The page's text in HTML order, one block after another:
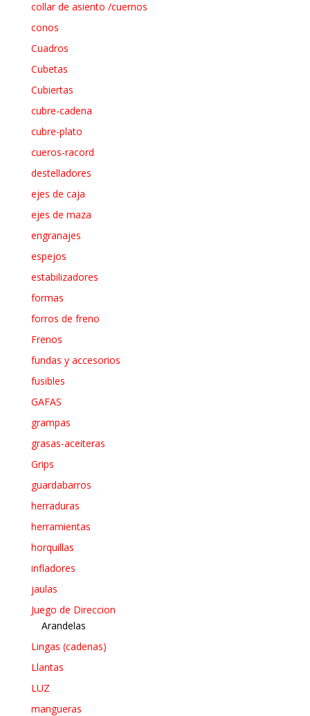
collar de asiento /cuernos
conos
Cuadros
Cubetas
Cubiertas
cubre-cadena
cubre-plato
cueros-racord
destelladores
ejes de caja
ejes de maza
engranajes
espejos
estabilizadores
formas
forros de freno
Frenos
fundas y accesorios
fusibles
GAFAS
grampas
grasas-aceiteras
Grips
guardabarros
herraduras
herramientas
horquillas
infladores
jaulas
Juego de Direccion
Arandelas
Lingas (cadenas)
Llantas
LUZ
mangueras